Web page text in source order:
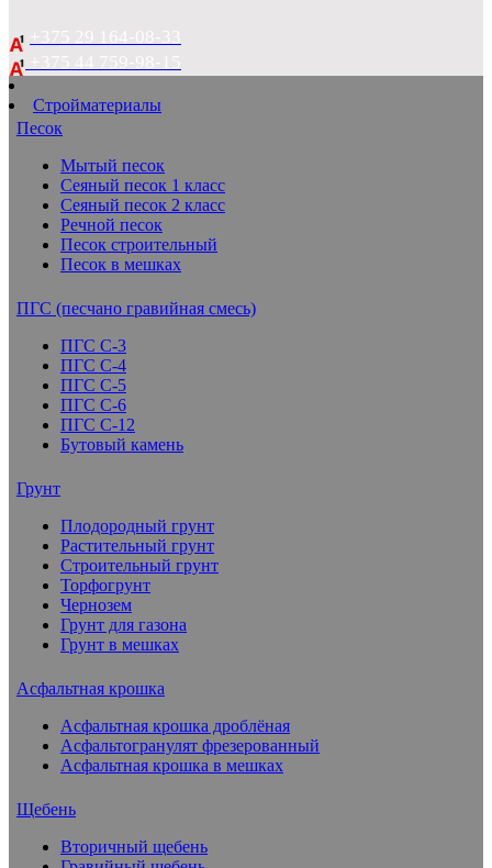
+375 29 164-08-33
+375 44 759-98-15
Стройматериалы
Песок
Мытый песок
Сеяный песок 1 класс
Сеяный песок 2 класс
Речной песок
Песок строительный
Песок в мешках
ПГС (песчано гравийная смесь)
ПГС С-3
ПГС С-4
ПГС С-5
ПГС С-6
ПГС С-12
Бутовый камень
Грунт
Плодородный грунт
Растительный грунт
Строительный грунт
Торфогрунт
Чернозем
Грунт для газона
Грунт в мешках
Асфальтная крошка
Асфальтная крошка дроблёная
Асфальтогранулят фрезерованный
Асфальтная крошка в мешках
Щебень
Вторичный щебень